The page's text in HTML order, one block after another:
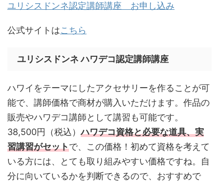
ユリシスドンネ認定講師講座 お申し込み
公式サイトはこちら
ユリシスドンネ ハワデコ認定講師講座
ハワイをテーマにしたアクセサリーを作ることが可
能で、講師価格で商材が購入いただけます。作品の
販売やハワデコ講師として講習も可能です。
38,500円（税込）ハワデコ資格と必要な道具、実
習講習がセットで、この価格！初めて資格を考えて
いる方には、とても取り組みやすい価格ですね。自
分に向いているかを判断できるので、おすすめで